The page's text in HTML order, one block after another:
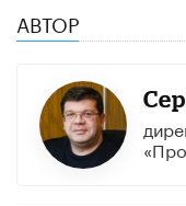
АВТОР